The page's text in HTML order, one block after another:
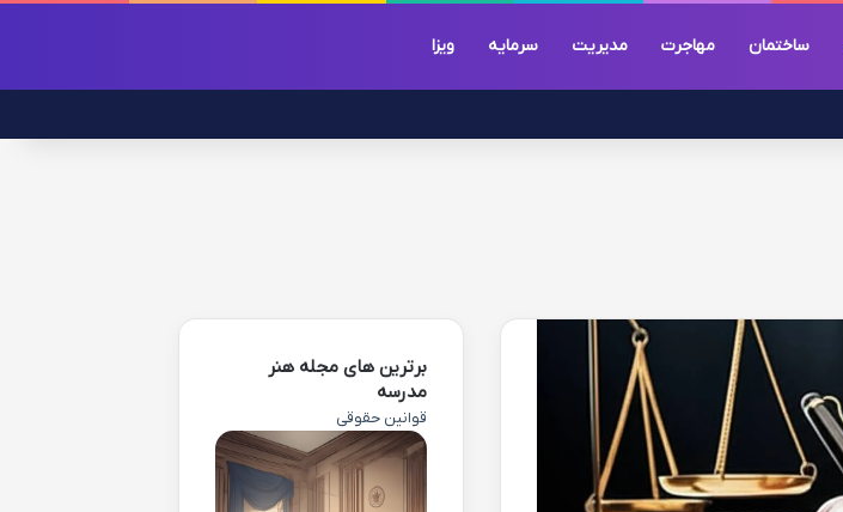
ساختمان مهاجرت مدیریت سرمایه ویزا
برترین های مجله هنر
مدرسه
قوانین حقوقی